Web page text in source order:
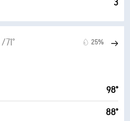
3
/71° 25%
98°
88°